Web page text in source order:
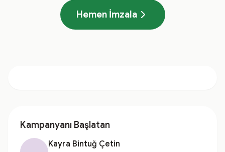
Hemen İmzala
Kampanyanı Başlatan
Kayra Bintuğ Çetin